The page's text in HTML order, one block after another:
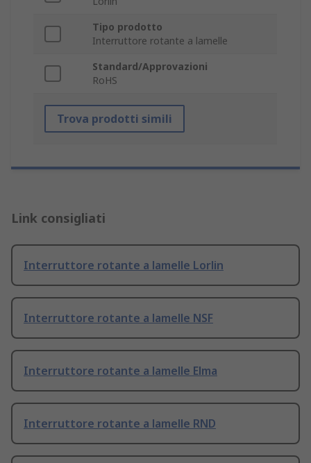
Tipo prodotto
Interruttore rotante a lamelle
Standard/Approvazioni
RoHS
Trova prodotti simili
Link consigliati
Interruttore rotante a lamelle Lorlin
Interruttore rotante a lamelle NSF
Interruttore rotante a lamelle Elma
Interruttore rotante a lamelle RND